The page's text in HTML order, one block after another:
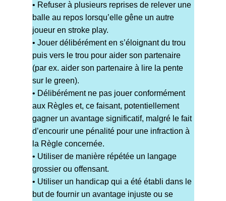
• Refuser à plusieurs reprises de relever une
balle au repos lorsqu’elle gêne un autre
joueur en stroke play.
• Jouer délibérément en s’éloignant du trou
puis vers le trou pour aider son partenaire
(par ex. aider son partenaire à lire la pente
sur le green).
• Délibérément ne pas jouer conformément
aux Règles et, ce faisant, potentiellement
gagner un avantage significatif, malgré le fait
d’encourir une pénalité pour une infraction à
la Règle concernée.
• Utiliser de manière répétée un langage
grossier ou offensant.
• Utiliser un handicap qui a été établi dans le
but de fournir un avantage injuste ou se